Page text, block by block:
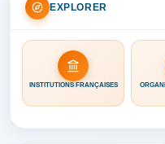
EXPLORER
INSTITUTIONS FRANÇAISES